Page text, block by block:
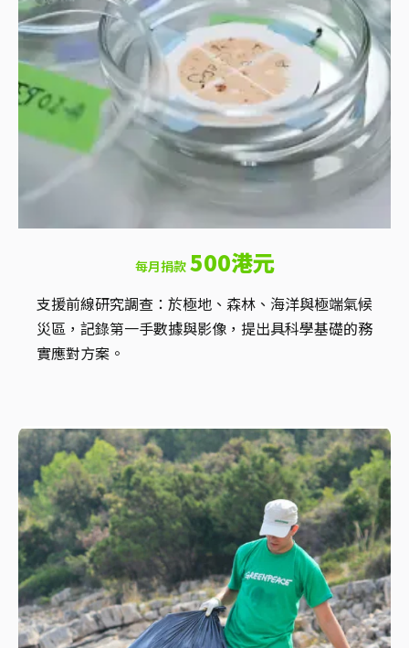
每月捐款 500港元
支援前線研究調查：於極地、森林、海洋與極端氣候
災區，記錄第一手數據與影像，提出具科學基礎的務
實應對方案。